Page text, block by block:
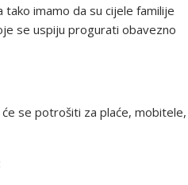
imamo da su cijele familije
se uspiju progurati obavezno
se potrošiti za plaće, mobitele,